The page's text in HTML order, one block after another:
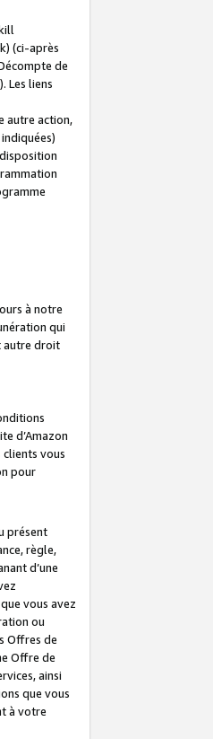
(ci-après
de
Les liens
autre action,
à notre
qui
autre droit
d’Amazon
clients vous
pour
présent
règle,
d’une
vous avez
ou
Offres de
Offre de
ainsi
que vous
à votre